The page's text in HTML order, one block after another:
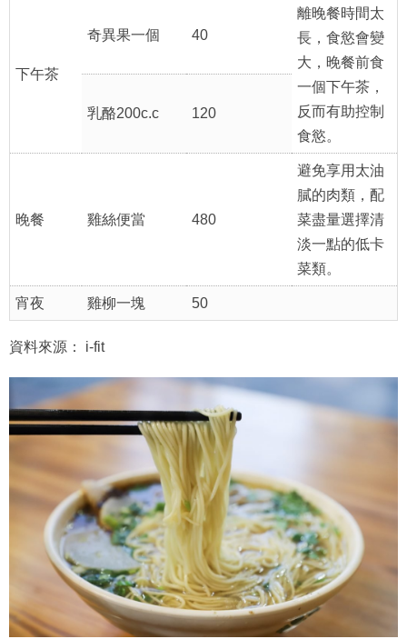
下午茶
奇異果一個 40
離晚餐時間太
長，食慾會變
大，晚餐前食
一個下午茶，
反而有助控制
食慾。
乳酪200c.c 120
晚餐 雞絲便當 480
避免享用太油
膩的肉類，配
菜盡量選擇清
淡一點的低卡
菜類。
宵夜 雞柳一塊 50
資料來源： i-fit